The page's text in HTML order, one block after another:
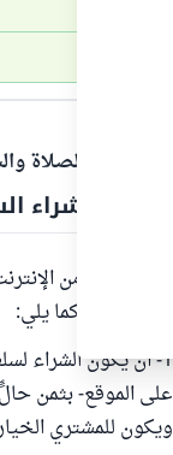
الحمد لله والصلاة
من صور شراء
شراء السلع من
بعضها ذلك، كما يلي:
1- أن يكون الشراء
على الموقع- بثمن
ويكون للمشتري